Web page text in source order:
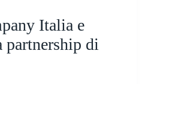
Italia e
partnership di